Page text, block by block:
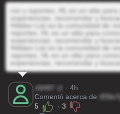
ros y reportes, HL es un sitio
experiencias, recomendar y
Hidden List es la comunidad de
reportes, HL es un sitio para
experiencias, recomendar y
Hidden List es la comunidad de
reportes, HL es un sitio para
experiencias, recomendar y
· 4h
Comentó acerca de
5
·3